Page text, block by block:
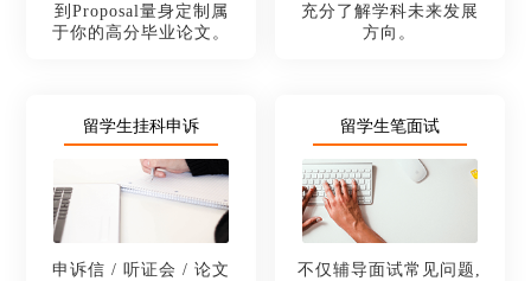
到Proposal量身定制属
于你的高分毕业论文。
充分了解学科未来发展
方向。
留学生挂科申诉
申诉信 / 听证会 / 论文
留学生笔面试
不仅辅导面试常见问题,